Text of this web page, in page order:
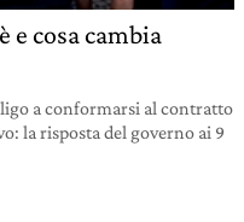
e cosa cambia
a conformarsi al contratto
la risposta del governo ai 9